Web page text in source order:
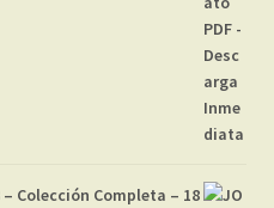
– Colección Completa – 18